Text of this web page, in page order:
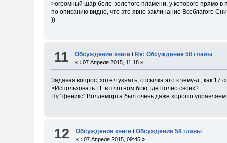
>огромный шар бело-золотого пламени, у которого прямо в
по описанию видно, что это явно заклинание Всеблагого
))
11 Обсуждение книги / Re: Обсуждение 58 главы
« : 07 Апреля 2015, 11:18 »
Задавая вопрос, хотел узнать, отсылка это к чему-л., как
>Использовать FF в плотном бою, где полно своих?
Ну "феникс" Волдеморта был очень даже хорошо
12 Обсуждение книги /Обсуждение 58 главы
« : 07 Апреля 2015, 09:45 »